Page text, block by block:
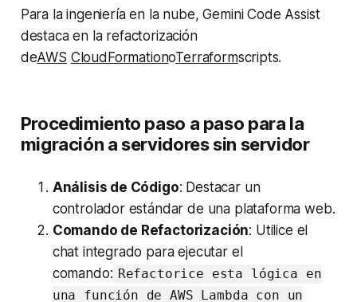
Para la ingeniería en la nube, Gemini Code Assist
destaca en la refactorización
deAWS CloudFormationoTerraformscripts.
Procedimiento paso a paso para la
migración a servidores sin servidor
Análisis de Código: Destacar un
controlador estándar de una plataforma web.
Comando de Refactorización: Utilice el
chat integrado para ejecutar el
comando: Refactorice esta lógica en
una función de AWS Lambda con un